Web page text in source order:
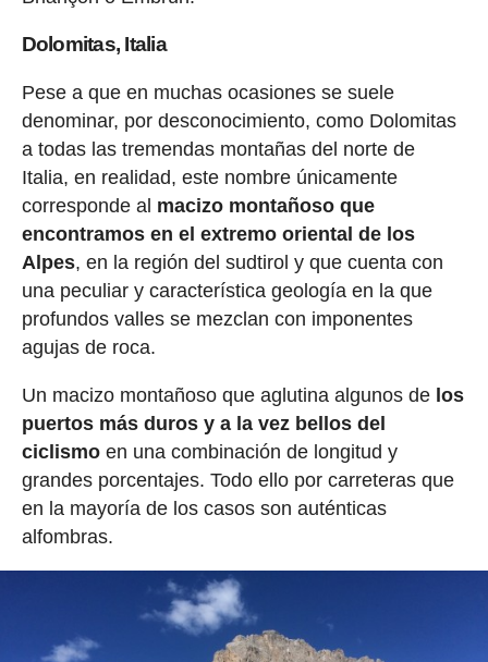
Dolomitas, Italia
Pese a que en muchas ocasiones se suele
denominar, por desconocimiento, como Dolomitas
a todas las tremendas montañas del norte de
Italia, en realidad, este nombre únicamente
corresponde al macizo montañoso que
encontramos en el extremo oriental de los
Alpes, en la región del sudtirol y que cuenta con
una peculiar y característica geología en la que
profundos valles se mezclan con imponentes
agujas de roca.
Un macizo montañoso que aglutina algunos de los
puertos más duros y a la vez bellos del
ciclismoen una combinación de longitud y
grandes porcentajes. Todo ello por carreteras que
en la mayoría de los casos son auténticas
alfombras.